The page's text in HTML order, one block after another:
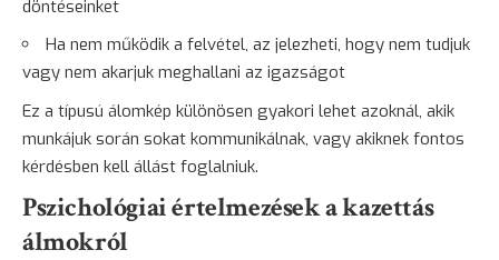
döntéseinket
Ha nem működik a felvétel, az jelezheti, hogy nem tudjuk
vagy nem akarjuk meghallani az igazságot
Ez a típusú álomkép különösen gyakori lehet azoknál, akik
munkájuk során sokat kommunikálnak, vagy akiknek fontos
kérdésben kell állást foglalniuk.
Pszichológiai értelmezések a kazettás
álmokról